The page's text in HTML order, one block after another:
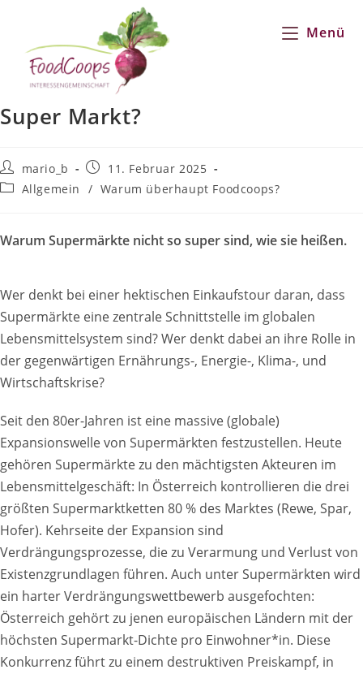
springen
Menü
Super Markt?
Beitrags-
Autor:
mario_b
Beitrag
veröffentlicht:
11. Februar 2025
Beitrags-
Allgemein / Warum überhaupt Foodcoops?
Warum Supermärkte nicht so super sind, wie sie heißen.
Wer denkt bei einer hektischen Einkaufstour daran, dass
Supermärkte eine zentrale Schnittstelle im globalen
Lebensmittelsystem sind? Wer denkt dabei an ihre Rolle in
der gegenwärtigen Ernährungs-, Energie-, Klima-, und
Wirtschaftskrise?
Seit den 80er-Jahren ist eine massive (globale)
Expansionswelle von Supermärkten festzustellen. Heute
gehören Supermärkte zu den mächtigsten Akteuren im
Lebensmittelgeschäft: In Österreich kontrollieren die drei
größten Supermarktketten 80 % des Marktes (Rewe, Spar,
Hofer). Kehrseite der Expansion sind
Verdrängungsprozesse, die zu Verarmung und Verlust von
Existenzgrundlagen führen. Auch unter Supermärkten wird
ein harter Verdrängungswettbewerb ausgefochten:
Österreich gehört zu jenen europäischen Ländern mit der
höchsten Supermarkt-Dichte pro Einwohner*in. Diese
Konkurrenz führt zu einem destruktiven Preiskampf, in